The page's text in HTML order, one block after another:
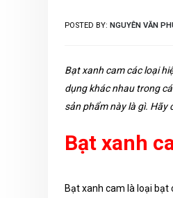
POSTED BY: NGUYÊN VĂN
Bạt xanh cam các loại
dụng khác nhau trong
sản phẩm này là gì. Hãy
Bạt xanh
Bạt xanh cam là loại